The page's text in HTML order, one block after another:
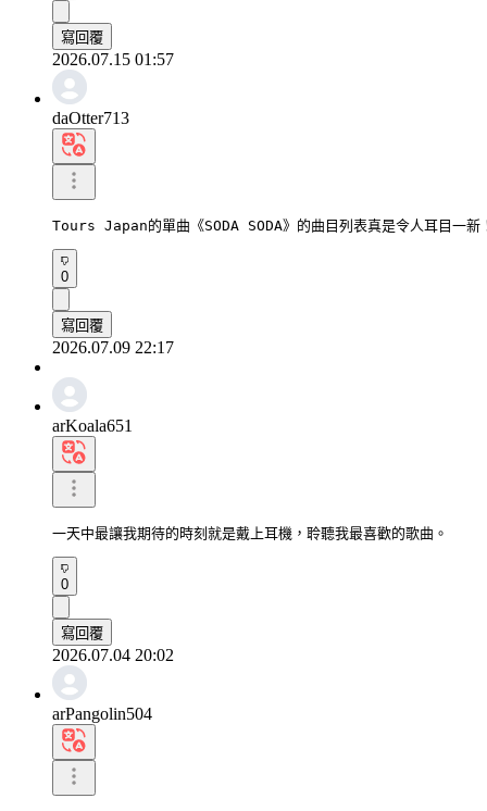
寫回覆
2026.07.15 01:57
daOtter713
Tours Japan的單曲《SODA SODA》的曲目列表真是令人耳目
0
寫回覆
2026.07.09 22:17
arKoala651
一天中最讓我期待的時刻就是戴上耳機，聆聽我最喜歡的歌曲。
0
寫回覆
2026.07.04 20:02
arPangolin504